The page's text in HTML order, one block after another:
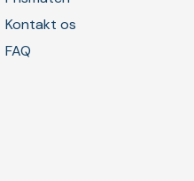
Kontakt os
FAQ